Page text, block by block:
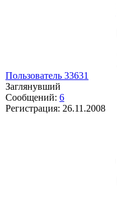
Пользователь 33631
Заглянувший
Сообщений: 6
Регистрация: 26.11.2008